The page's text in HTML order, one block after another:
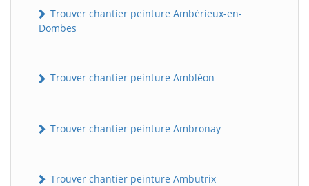
Trouver chantier peinture Ambérieux-en-
Dombes
Trouver chantier peinture Ambléon
Trouver chantier peinture Ambronay
Trouver chantier peinture Ambutrix